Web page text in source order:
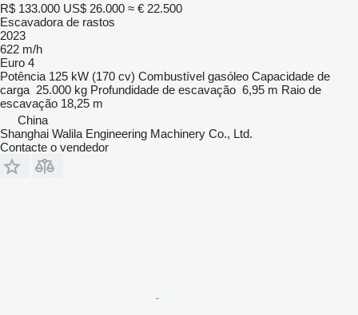
R$ 133.000 US$ 26.000 ≈ € 22.500
Escavadora de rastos
2023
622 m/h
Euro 4
Potência 125 kW (170 cv) Combustível gasóleo Capacidade de
carga 25.000 kg Profundidade de escavação 6,95 m Raio de
escavação 18,25 m
China
Shanghai Walila Engineering Machinery Co., Ltd.
Contacte o vendedor